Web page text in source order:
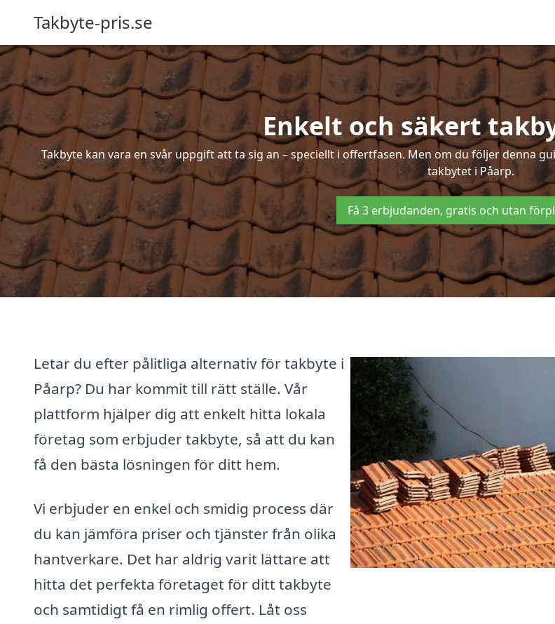
Takbyte-pris.se
Enkelt och säkert
Takbyte kan vara en svår uppgift att ta sig an – speciellt i offertfasen. Men om du följer denna
takbytet i Påarp.
Få 3 erbjudanden, gratis och utan
Letar du efter pålitliga alternativ för takbyte i
Påarp? Du har kommit till rätt ställe. Vår
plattform hjälper dig att enkelt hitta lokala
företag som erbjuder takbyte, så att du kan
få den bästa lösningen för ditt hem.
Vi erbjuder en enkel och smidig process där
du kan jämföra priser och tjänster från olika
hantverkare. Det har aldrig varit lättare att
hitta det perfekta företaget för ditt takbyte
och samtidigt få en rimlig offert. Låt oss